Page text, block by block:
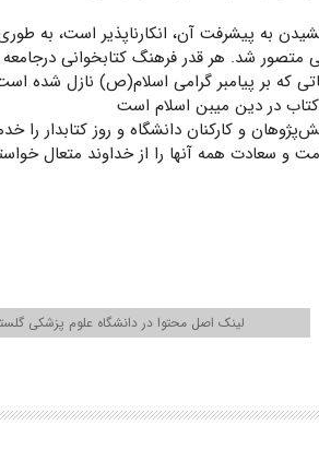
به پیشرفت آن، انکارناپذیر است، به
متصور شد. هر قدر فرهنگ کتابخوانی
که بر پیامبر گرامی اسلام(ص) نازل شده
کتاب در دین میبن اسلام است
و کارکنان دانشگاه و روز کتابدار را
و سعادت همه آنها را از خداوند متعال
لینک اصل محتوا در دانشگاه علوم پزشکی